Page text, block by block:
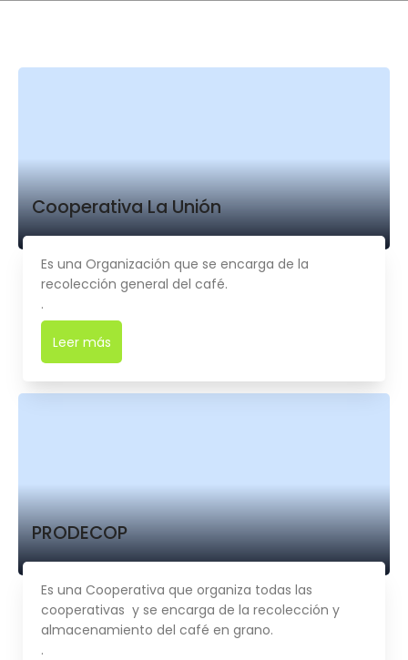
Cooperativa La Unión
Es una Organización que se encarga de la
recolección general del café.
.
Leer más
PRODECOP
Es una Cooperativa que organiza todas las
cooperativas y se encarga de la recolección y
almacenamiento del café en grano.
.